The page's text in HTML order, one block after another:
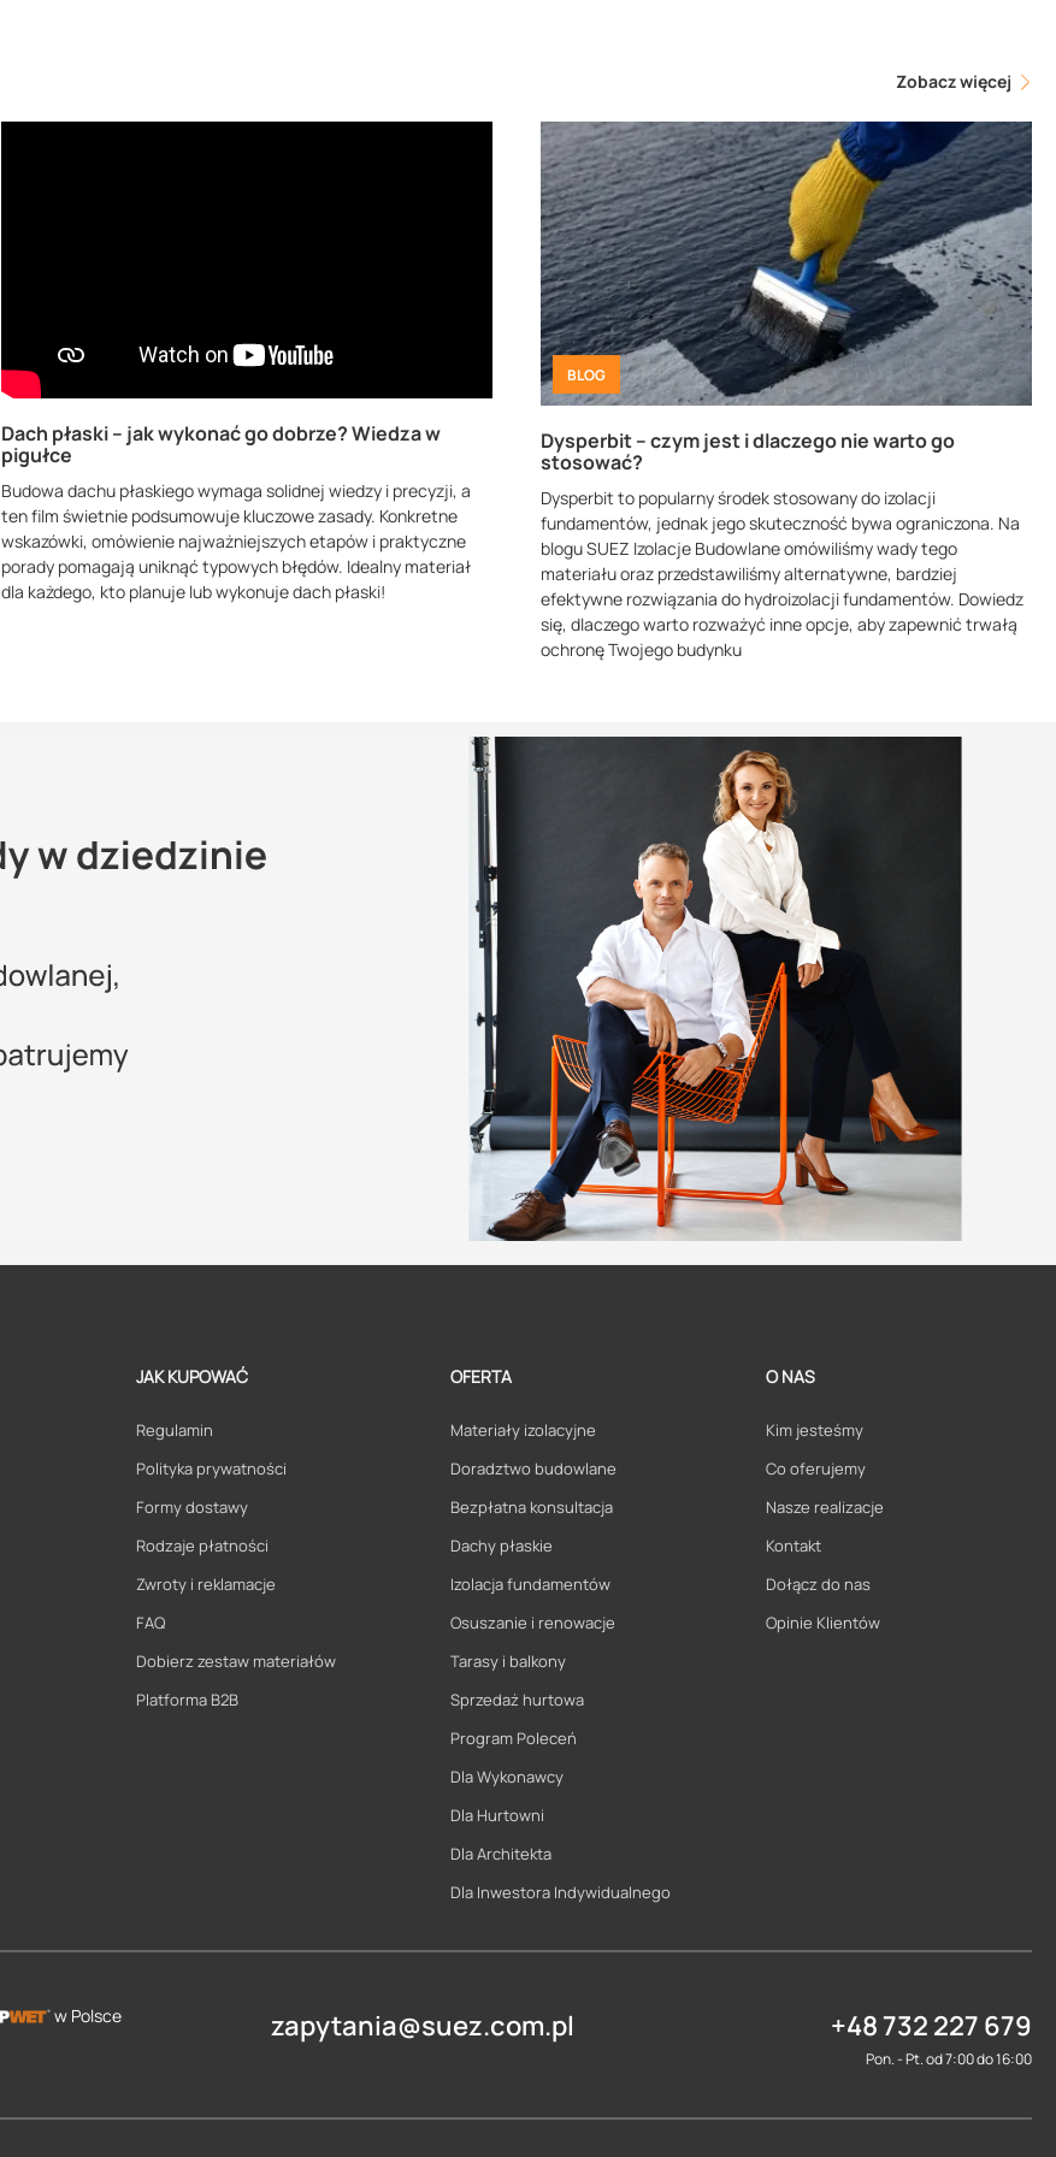
Zobacz więcej
Dach płaski – jak wykonać go dobrze? Wiedza w
pigułce
Budowa dachu płaskiego wymaga solidnej wiedzy i precyzji, a
ten film świetnie podsumowuje kluczowe zasady. Konkretne
wskazówki, omówienie najważniejszych etapów i praktyczne
porady pomagają uniknąć typowych błędów. Idealny materiał
dla każdego, kto planuje lub wykonuje dach płaski!
BLOG
Dysperbit – czym jest i dlaczego nie warto go
stosować?
Dysperbit to popularny środek stosowany do izolacji
fundamentów, jednak jego skuteczność bywa ograniczona. Na
blogu SUEZ Izolacje Budowlane omówiliśmy wady tego
materiału oraz przedstawiliśmy alternatywne, bardziej
efektywne rozwiązania do hydroizolacji fundamentów. Dowiedz
się, dlaczego warto rozważyć inne opcje, aby zapewnić trwałą
ochronę Twojego budynku
JAK KUPOWAĆ
Regulamin
Polityka prywatności
Formy dostawy
Rodzaje płatności
Zwroty i reklamacje
FAQ
Dobierz zestaw materiałów
Platforma B2B
OFERTA
Materiały izolacyjne
Doradztwo budowlane
Bezpłatna konsultacja
Dachy płaskie
Izolacja fundamentów
Osuszanie i renowacje
Tarasy i balkony
Sprzedaż hurtowa
Program Poleceń
Dla Wykonawcy
Dla Hurtowni
Dla Architekta
Dla Inwestora Indywidualnego
O NAS
Kim jesteśmy
Co oferujemy
Nasze realizacje
Kontakt
Dołącz do nas
Opinie Klientów
w Polsce zapytania@suez.com.pl +48 732 227 679
Pon. - Pt. od 7:00 do 16:00